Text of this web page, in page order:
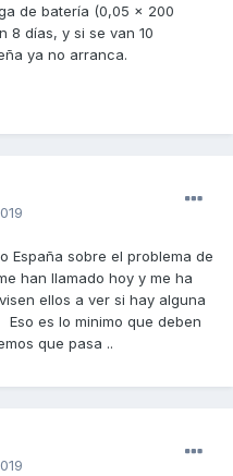
de batería (0,05 x 200
8 días, y si se van 10
ya no arranca.
España sobre el problema de
han llamado hoy y me ha
ellos a ver si hay alguna
es lo minimo que deben
que pasa ..